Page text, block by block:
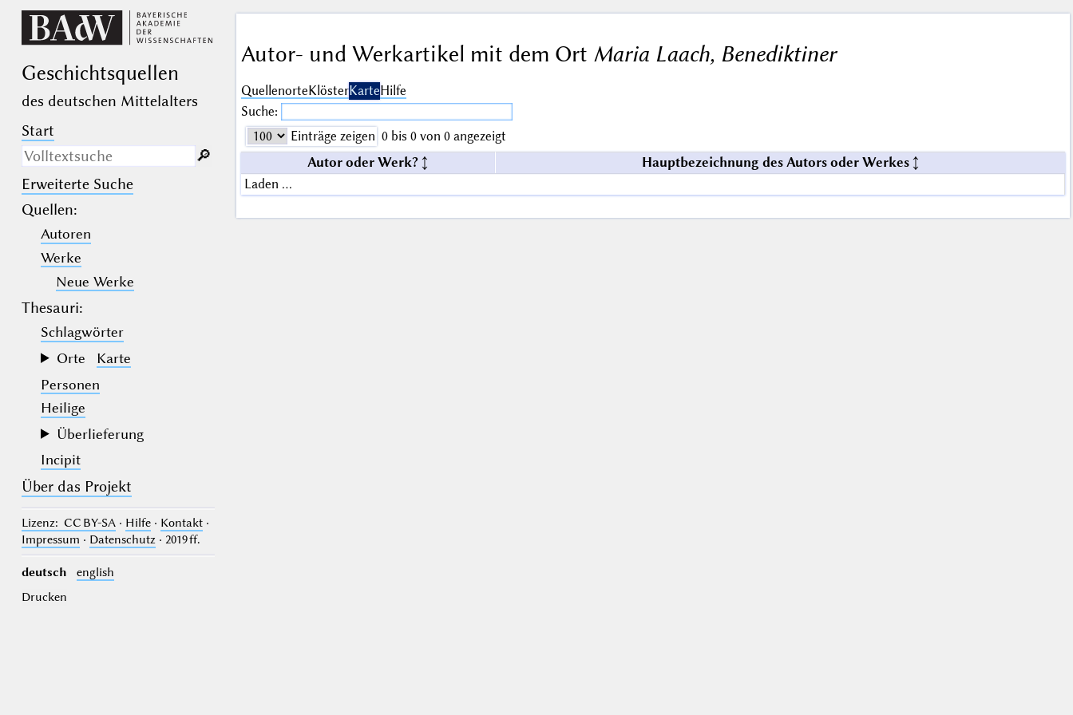
Geschichts­quellen
des deutschen Mittelalters
Start
Nur in Beschreibungs­texten
suchen
(der Unterstrich) ist Platzhalter für
genau ein Zeichen.
(das Prozentzeichen) ist Platzhalter
für kein, ein oder mehr als ein
Zeichen.
🔎︎
Erweiterte Suche
Quellen:
Autoren
Werke
Neue Werke
Thesauri:
Schlagwörter
Orte
Karte
Personen
Heilige
Überlieferung
Incipit
Über das Projekt
Lizenz: CC BY-SA· Hilfe· Kontakt·
Impressum · Datenschutz· 2019 ff.
deutsch
english
Drucken
Autor- und Werkartikel mit dem Ort Maria Laach, Benediktiner
QuellenorteKlösterKarteHilfe
Suche:
Einträge zeigen 0 bis 0 von 0 angezeigt
Autor oder Werk?
Hauptbezeichnung des Autors oder Werkes
Laden …